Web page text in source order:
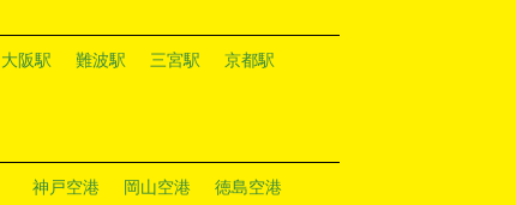
大阪駅 難波駅 三宮駅
京都駅
神戸空港 岡山空港 徳島空港